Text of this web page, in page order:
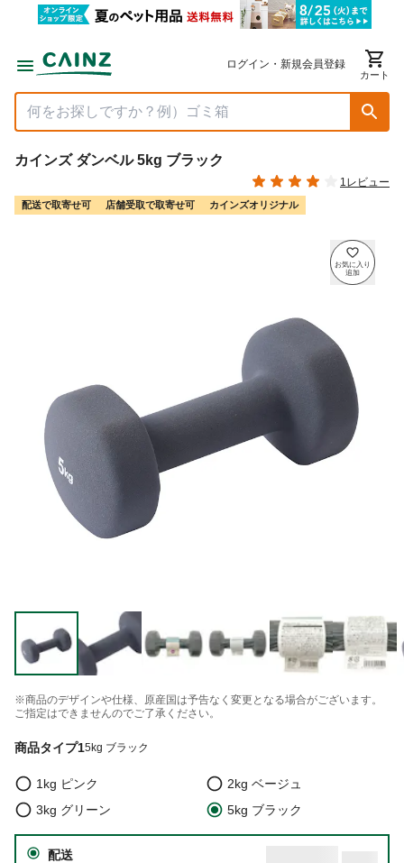
ログイン・新規会員登録
カート
カインズ ダンベル 5kg ブラック
1レビュー
配送で取寄せ可 店舗受取で取寄せ可 カインズオリジナル
※商品のデザインや仕様、原産国は予告なく変更となる場合がございます。
ご指定はできませんのでご了承ください。
商品タイプ15kg ブラック
1kg ピンク
2kg ベージュ
3kg グリーン
5kg ブラック
配送